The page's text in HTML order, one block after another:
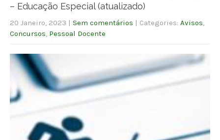
– Educação Especial (atualizado)
20 Janeiro, 2023 | Sem comentários | Categories: Avisos
Concursos Pessoal Docente